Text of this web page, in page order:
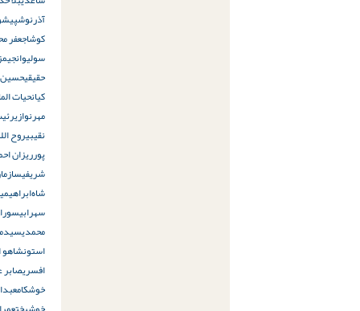
آذرنوش
کوشاجعفر
سولیوان
حقیقیحسین
کیانحیات
مهرنوازی
نقیبیروح
پورریزان
شریفی
شاه‌ابراهیمی
سهرابی
محمدی
استونشاهو
افسریصابر
خوشکام